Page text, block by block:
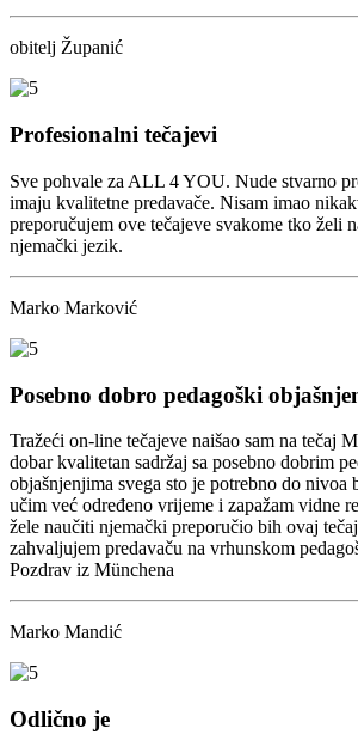
obitelj Županić
Profesionalni tečajevi
Sve pohvale za ALL 4 YOU. Nude stvarno
imaju kvalitetne predavače. Nisam imao
preporučujem ove tečajeve svakome tko želi
njemački jezik.
Marko Marković
Posebno dobro pedagoški
Tražeći on-line tečajeve naišao sam na tečaj
dobar kvalitetan sadržaj sa posebno dobrim
objašnjenjima svega sto je potrebno do nivoa
učim već određeno vrijeme i zapažam vidne
žele naučiti njemački preporučio bih ovaj
zahvaljujem predavaču na vrhunskom
Pozdrav iz Münchena
Marko Mandić
Odlično je